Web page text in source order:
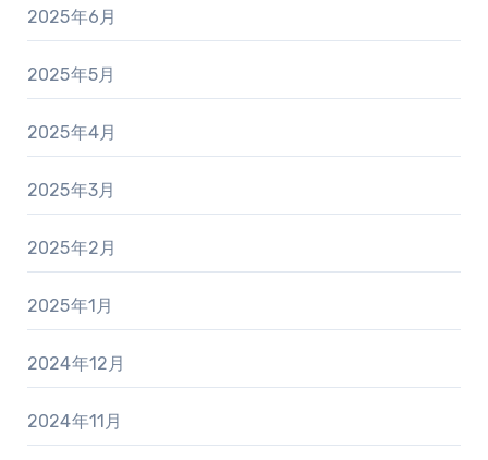
2025年6月
2025年5月
2025年4月
2025年3月
2025年2月
2025年1月
2024年12月
2024年11月